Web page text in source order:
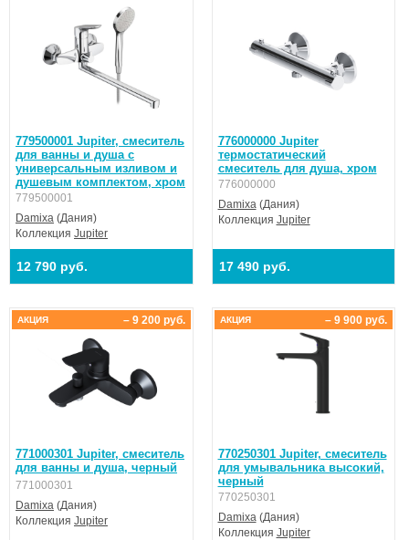
779500001 Jupiter, смеситель
для ванны и душа с
универсальным изливом и
душевым комплектом, хром
779500001
Damixa (Дания)
Коллекция Jupiter
12 790 руб.
776000000 Jupiter
термостатический
смеситель для душа, хром
776000000
Damixa(Дания)
Коллекция Jupiter
17 490 руб.
771000301 Jupiter, смеситель
для ванны и душа, черный
771000301
Damixa (Дания)
Коллекция Jupiter
– 9 200 руб.
АКЦИЯ
770250301 Jupiter, смеситель
для умывальника высокий,
черный
770250301
Damixa(Дания)
Коллекция Jupiter
– 9 900 руб.
АКЦИЯ